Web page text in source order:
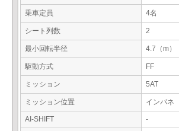
乗車定員 4名
シート列数 2
最小回転半径 4.7（m）
駆動方式 FF
ミッション 5AT
ミッション位置 インパネ
AI-SHIFT
-